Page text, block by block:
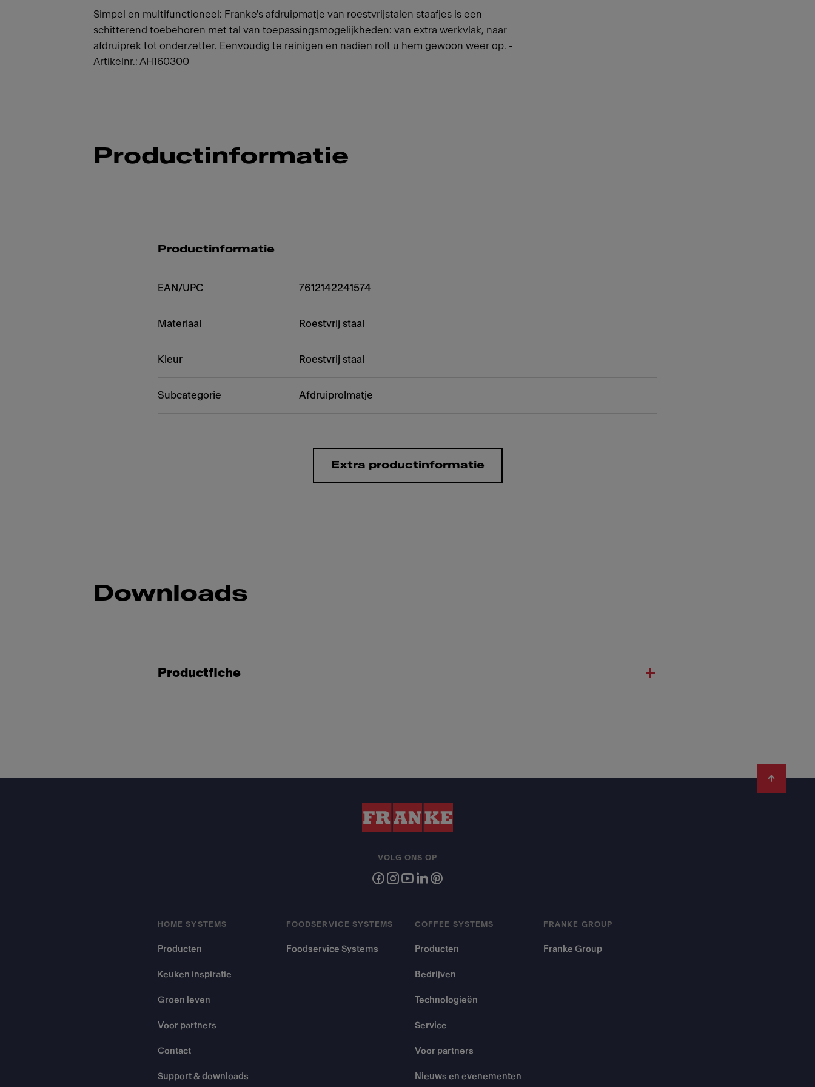
Simpel en multifunctioneel: Franke's afdruipmatje van roestvrijstalen staafjes is een
schitterend toebehoren met tal van toepassingsmogelijkheden: van extra werkvlak, naar
afdruiprek tot onderzetter. Eenvoudig te reinigen en nadien rolt u hem gewoon weer op. -
Artikelnr.: AH160300
Productinformatie
Productinformatie
EAN/UPC 7612142241574
Materiaal Roestvrij staal
Kleur Roestvrij staal
Subcategorie Afdruiprolmatje
Extra productinformatie
Downloads
Productfiche
HOME SYSTEMS
Producten
Keuken inspiratie
Groen leven
Voor partners
Contact
Support & downloads
FOODSERVICE SYSTEMS
Foodservice Systems
COFFEE SYSTEMS
Producten
Bedrijven
Technologieën
Service
Voor partners
Nieuws en evenementen
FRANKE GROUP
Franke Group
VOLG ONS OP